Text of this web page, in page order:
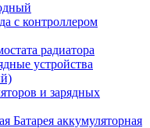
с контроллером
радиатора
устройства
и зарядных
Батарея аккумуляторная